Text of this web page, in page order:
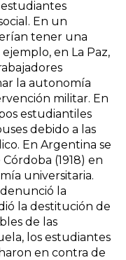
En un
tener una
en La Paz,
la autonomía
militar. En
estudiantiles
debido a las
En Argentina se
(1918) en
universitaria.
la
la destitución de
de las
los estudiantes
en contra de